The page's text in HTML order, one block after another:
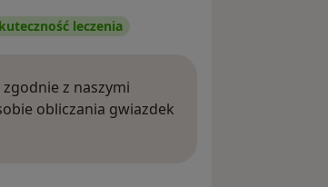
leczenia
z naszymi
obliczania gwiazdek